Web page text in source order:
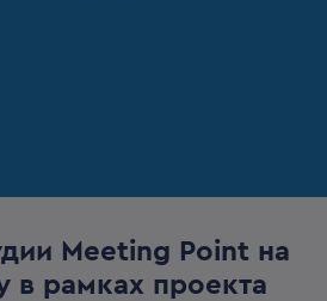
Meeting Point на
в рамках проекта